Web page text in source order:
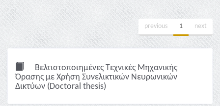
previous 1 next
Βελτιστοποιημένες Τεχνικές Μηχανικής
Όρασης με Χρήση Συνελικτικών Νευρωνικών
Δικτύων (Doctoral thesis)